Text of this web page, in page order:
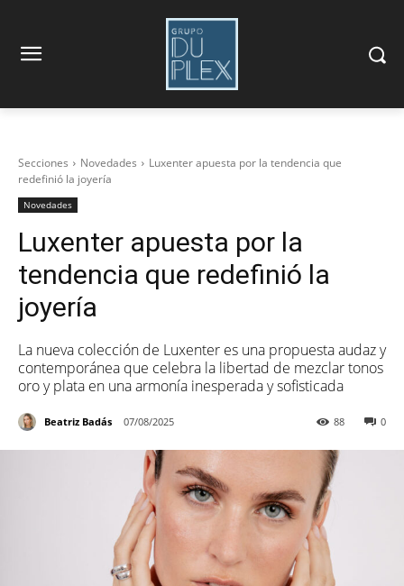
Secciones Novedades
Luxenter apuesta por la tendencia que
redefinió la joyería
Novedades
Luxenter apuesta por la
tendencia que redefinió la
joyería
La nueva colección de Luxenter es una propuesta audaz y
contemporánea que celebra la libertad de mezclar tonos
oro y plata en una armonía inesperada y sofisticada
Beatriz Badás 07/08/2025 0
88